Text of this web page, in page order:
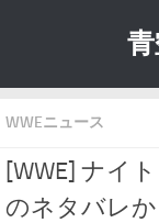
WWEニュース
[WWE] ナイ
のネタバレか